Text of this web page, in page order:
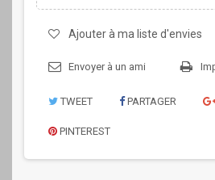
Ajouter à ma liste d'envies
Envoyer à un ami
TWEET PARTAGER
PINTEREST